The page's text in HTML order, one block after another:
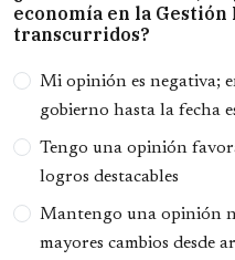
economía en la
transcurridos?
Opciones
Mi opinión es negativa;
gobierno hasta la fecha
Tengo una opinión
logros destacables
Mantengo una opinión
mayores cambios desde